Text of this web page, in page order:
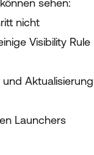
sehen:
nicht
Visibility Rule
Aktualisierung
Launchers